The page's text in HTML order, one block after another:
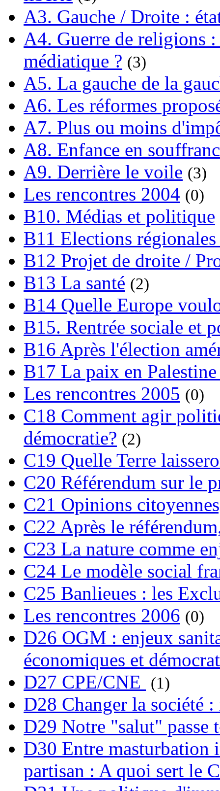
A3. Gauche / Droite :
A4. Guerre de religions
médiatique ? (3)
A5. La gauche de la
A6. Les réformes
A7. Plus ou moins
A8. Enfance en
A9. Derrière le voile (3)
Les rencontres 2004 (0)
B10. Médias et politique
B11 Elections régionales
B12 Projet de droite /
B13 La santé (2)
B14 Quelle Europe
B15. Rentrée sociale et
B16 Après l'élection
B17 La paix en
Les rencontres 2005 (0)
C18 Comment agir
démocratie? (2)
C19 Quelle Terre
C20 Référendum sur le
C21 Opinions
C22 Après le
C23 La nature comme
C24 Le modèle social
C25 Banlieues : les
Les rencontres 2006 (0)
D26 OGM : enjeux
économiques et
D27 CPE/CNE
(1)
D28 Changer la société
D29 Notre "salut" passe
D30 Entre masturbation
partisan : A quoi sert le